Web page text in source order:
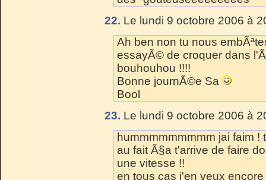
22. Le lundi 9 octobre 2006 à
Ah ben non tu nous
essayÃ© de croquer dans
bouhouhou !!!!
Bonne journÃ©e Sa
Bool
23. Le lundi 9 octobre 2006 à
hummmmmmmmm jai faim
au fait Ã§a t'arrive de faire
une vitesse !!
en tous cas j'en veux encore